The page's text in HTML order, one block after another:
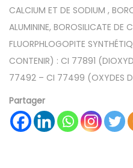
CALCIUM ET DE SODIUM ,
ALUMININE, BOROSILICATE DE
FLUORPHLOGOPITE
CONTENIR) : CI 77891
77492 – CI 77499 (OXYDES
Partager